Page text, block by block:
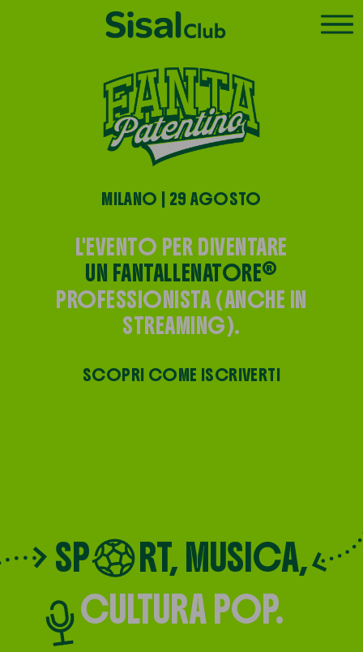
MILANO | 29 AGOSTO
L'EVENTO PER DIVENTARE
UN FANTALLENATORE®
PROFESSIONISTA (ANCHE IN
STREAMING).
SCOPRI COME ISCRIVERTI
SP RT,MUSICA,
CULTURA POP.